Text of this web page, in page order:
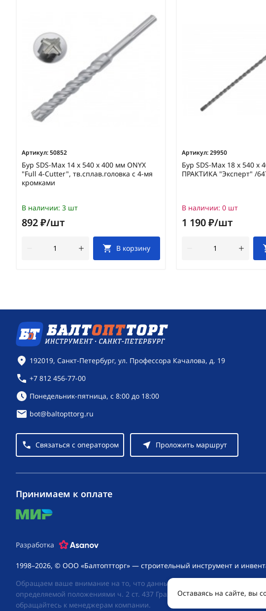
Артикул:50852
Бур SDS-Max 14 х 540 х 400 мм ONYX
"Full 4-Cutter", тв.сплав.головка с 4-мя
кромками
В наличии: 3 шт
892 ₽/шт
В корзину
Артикул:29950
Бур SDS-Max 18 х 540 х
ПРАКТИКА "Эксперт" /
В наличии: 0 шт
1 190 ₽/шт
Контактная информация
192019, Санкт-Петербург, ул. Профессора Качалова, д. 19
+7 812 456-77-00
Режим работы:
Понедельник-пятница, с 8:00 до 18:00
bot@baltopttorg.ru
Связаться с оператором Проложить маршрут
1998–2026, © ООО «Балтоптторг» — строительный инструмент и
Обращаем ваше внимание на то, что данный интернет-сайт носит
определяемой положениями ч. 2 ст. 437 Гражданского кодекса
обращайтесь к менеджерам компании.
Принимаем к оплате
mir
Разработка
Оставаясь на сайте, вы